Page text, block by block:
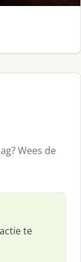
Wees de
te